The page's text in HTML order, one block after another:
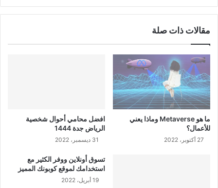
مقالات ذات صلة
ما هو Metaverse وماذا يعني
للأعمال؟
27 أكتوبر، 2022
افضل محامي أحوال شخصية
الرياض جدة 1444
31 ديسمبر، 2022
تسوق أونلاين ووفر الكثير مع
استخدامك لموقع كوبونك المميز
19 أبريل، 2022